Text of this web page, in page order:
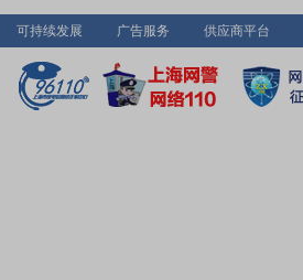
可持续发展 广告服务 供应商平台